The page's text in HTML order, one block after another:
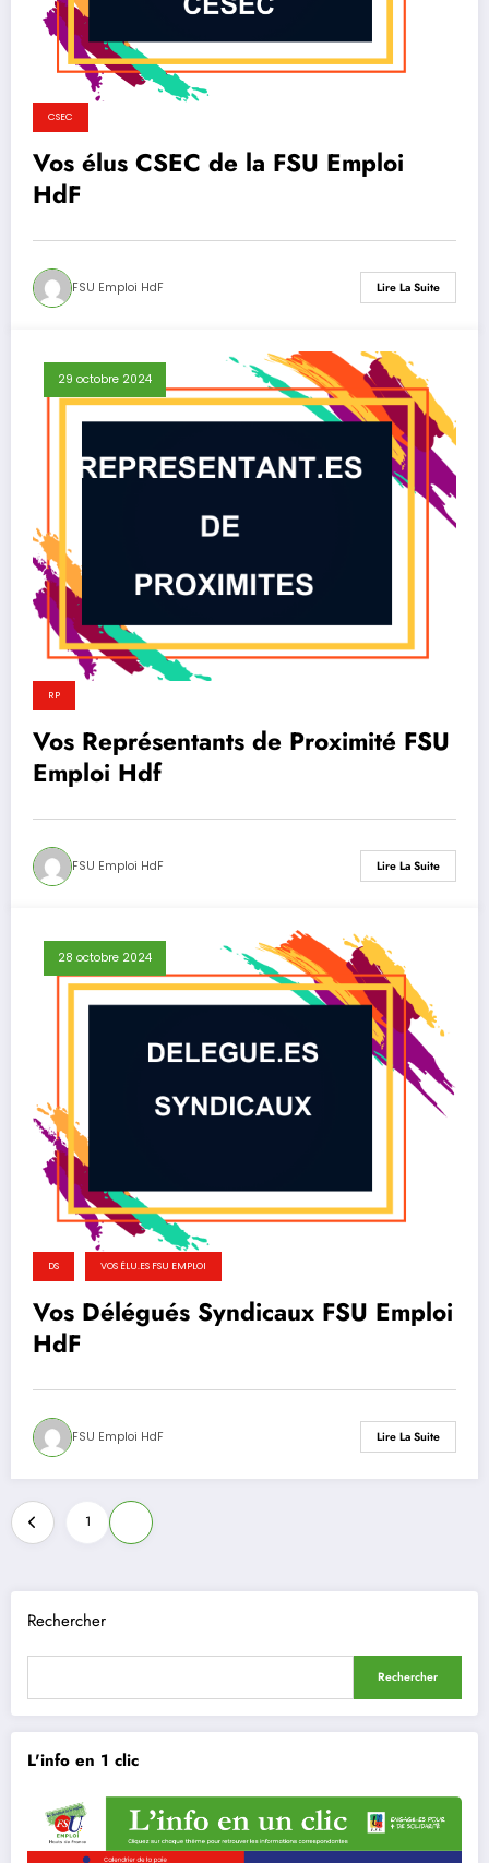
CSEC
Vos élus CSEC de la FSU Emploi
HdF
FSU Emploi HdF Lire La Suite
29 octobre 2024
RP
Vos Représentants de Proximité FSU
Emploi Hdf
FSU Emploi HdF Lire La Suite
28 octobre 2024
DS VOS ÉLU.ES FSU EMPLOI
Vos Délégués Syndicaux FSU Emploi
HdF
FSU Emploi HdF Lire La Suite
Pagination
des
publications
1
Rechercher
Rechercher
L'info en 1 clic